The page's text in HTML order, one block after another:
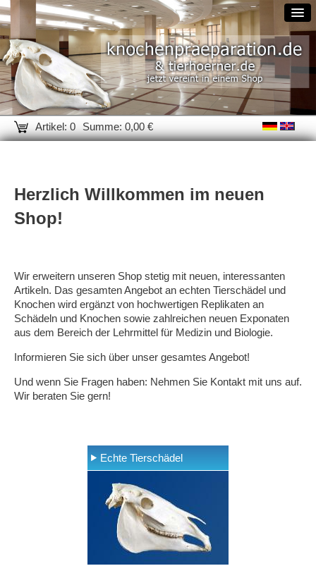
Artikel: 0 Summe: 0,00 €
Herzlich Willkommen im neuen
Shop!
Wir erweitern unseren Shop stetig mit neuen, interessanten
Artikeln. Das gesamten Angebot an echten Tierschädel und
Knochen wird ergänzt von hochwertigen Replikaten an
Schädeln und Knochen sowie zahlreichen neuen Exponaten
aus dem Bereich der Lehrmittel für Medizin und Biologie.
Informieren Sie sich über unser gesamtes Angebot!
Und wenn Sie Fragen haben: Nehmen Sie Kontakt mit uns auf.
Wir beraten Sie gern!
Echte Tierschädel